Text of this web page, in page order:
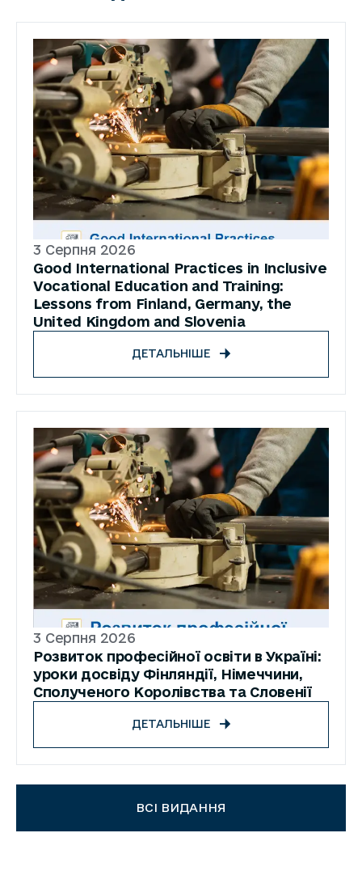
3 Серпня 2026
Good International Practices in Inclusive
Vocational Education and Training:
Lessons from Finland, Germany, the
United Kingdom and Slovenia
ДЕТАЛЬНІШЕ
3 Серпня 2026
Розвиток професійної освіти в Україні:
уроки досвіду Фінляндії, Німеччини,
Сполученого Королівства та Словенії
ДЕТАЛЬНІШЕ
ВСІ ВИДАННЯ